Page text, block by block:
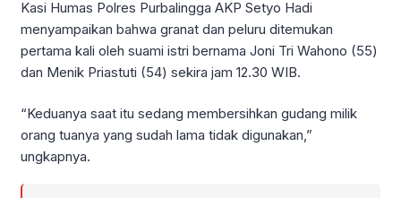
Kasi Humas Polres Purbalingga AKP Setyo Hadi
menyampaikan bahwa granat dan peluru ditemukan
pertama kali oleh suami istri bernama Joni Tri Wahono (55)
dan Menik Priastuti (54) sekira jam 12.30 WIB.
“Keduanya saat itu sedang membersihkan gudang milik
orang tuanya yang sudah lama tidak digunakan,”
ungkapnya.